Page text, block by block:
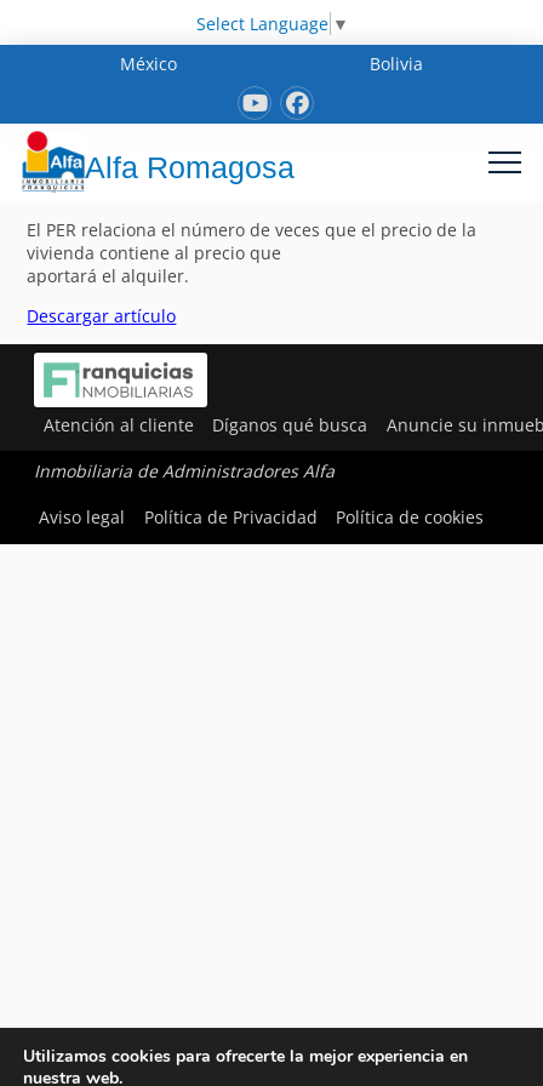
Select Language ▼
México
Bolivia
Alfa Romagosa
El PER relaciona el número de veces que el precio de la
vivienda contiene al precio que
aportará el alquiler.
Descargar artículo
Atención al cliente Díganos qué busca Anuncie su
Inmobiliaria de Administradores Alfa
Aviso legal
Política de Privacidad Política de cookies
Utilizamos cookies para ofrecerte la mejor experiencia en
nuestra web.